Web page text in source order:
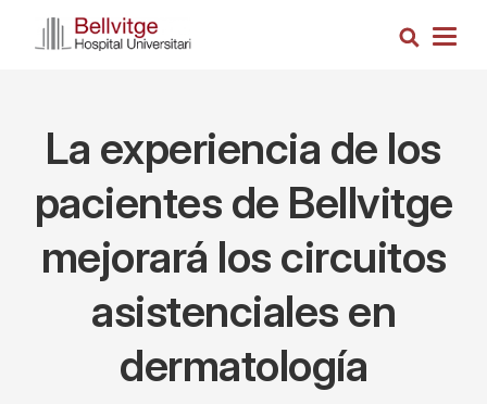
Busca
La experiencia de los
pacientes de Bellvitge
mejorará los circuitos
asistenciales en
dermatología